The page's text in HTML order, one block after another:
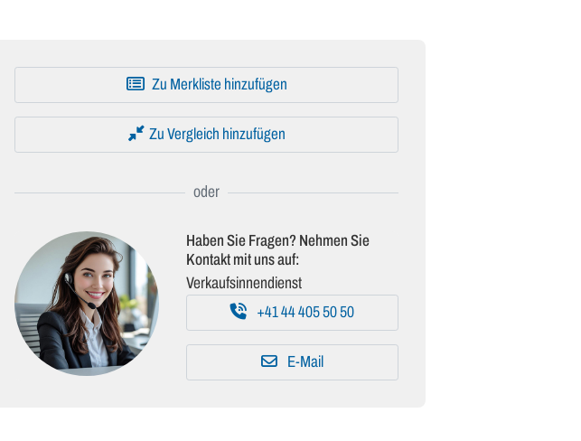
Zu Merkliste hinzufügen
Zu Vergleich hinzufügen
Haben Sie Fragen? Nehmen Sie
Kontakt mit uns auf:
Verkaufsinnendienst
+41 44 405 50 50
E-Mail